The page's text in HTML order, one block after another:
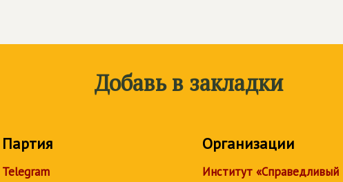
Добавь в закладки
Партия
Telegram
Организации
Институт «Справедливый